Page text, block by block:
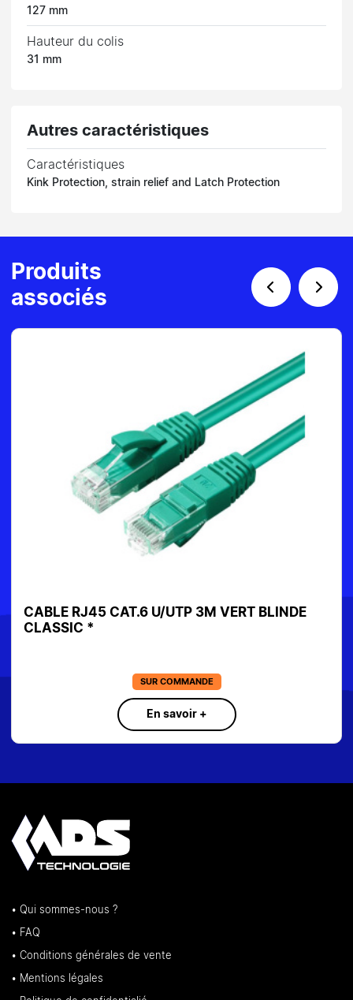
127 mm
Hauteur du colis
31 mm
Autres caractéristiques
Caractéristiques
Kink Protection, strain relief and Latch Protection
Produits
associés
CABLE RJ45 CAT.6 U/UTP 3M VERT BLINDE
CLASSIC *
SUR COMMANDE
En savoir +
• Qui sommes-nous ?
• FAQ
• Conditions générales de vente
• Mentions légales